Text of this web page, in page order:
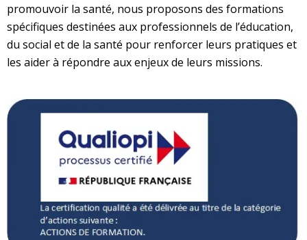
promouvoir la santé, nous proposons des formations
spécifiques destinées aux professionnels de l’éducation,
du social et de la santé pour renforcer leurs pratiques et
les aider à répondre aux enjeux de leurs missions.